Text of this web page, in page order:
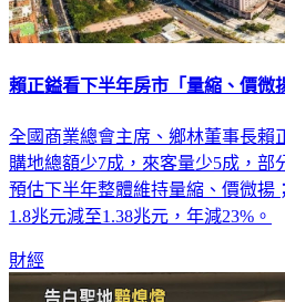
賴正鎰看下半年房市「量縮、價
全國商業總會主席、鄉林董事長賴
購地總額少7成，來客量少5成，部
預估下半年整體維持量縮、價微揚
1.8兆元減至1.38兆元，年減23%。
財經